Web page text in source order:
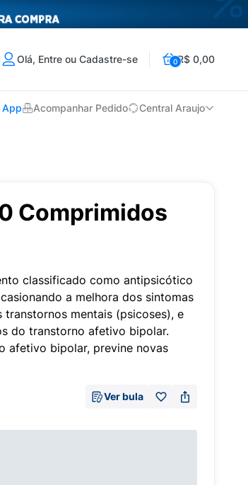
Olá, Entre ou Cadastre-se 0R$ 0,00
App Acompanhar Pedido Central Araujo
Comprimidos
classificado como antipsicótico
a melhora dos sintomas
mentais (psicoses), e
do transtorno afetivo bipolar.
afetivo bipolar, previne novas
Ver bula